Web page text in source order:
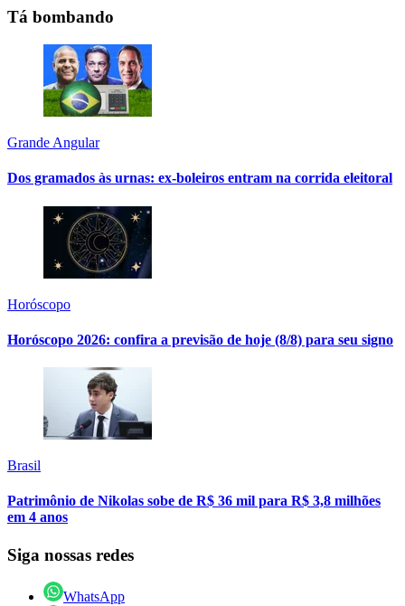
Tá bombando
Grande Angular
Dos gramados às urnas: ex-boleiros entram na corrida eleitoral
Horóscopo
Horóscopo 2026: confira a previsão de hoje (8/8) para seu signo
Brasil
Patrimônio de Nikolas sobe de R$ 36 mil para R$ 3,8 milhões
em 4 anos
Siga nossas redes
WhatsApp